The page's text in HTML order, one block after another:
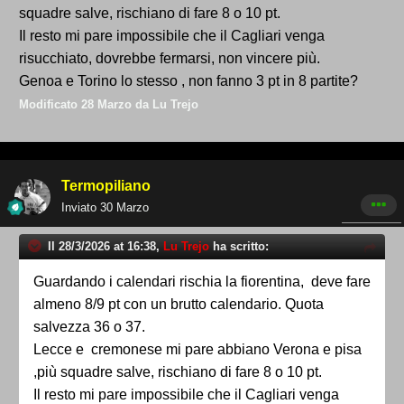
squadre salve, rischiano di fare 8 o 10 pt.
Il resto mi pare impossibile che il Cagliari venga
risucchiato, dovrebbe fermarsi, non vincere più.
Genoa e Torino lo stesso , non fanno 3 pt in 8 partite?
Modificato 28 Marzo da Lu Trejo
Termopiliano
Inviato 30 Marzo
Il 28/3/2026 at 16:38, Lu Trejo ha scritto:
Guardando i calendari rischia la fiorentina, deve fare
almeno 8/9 pt con un brutto calendario. Quota
salvezza 36 o 37.
Lecce e cremonese mi pare abbiano Verona e pisa
,più squadre salve, rischiano di fare 8 o 10 pt.
Il resto mi pare impossibile che il Cagliari venga